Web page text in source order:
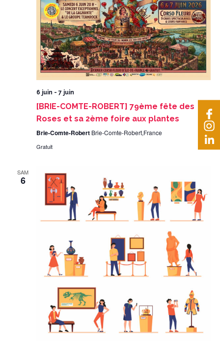
6 juin - 7 juin
[BRIE-COMTE-ROBERT] 79ème fête des
Roses et sa 2ème foire aux plantes
Brie-Comte-Robert Brie-Comte-Robert,France
Gratuit
SAM
6